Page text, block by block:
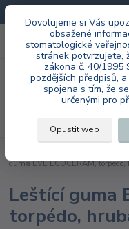
Dovolujeme si Vás
obsažené
stomatologické
stránek potvrzujete,
zákona č. 40/1995
pozdějších předpisů,
spojena s tím, že
určenými pro
Opustit web
+420 603 985 555
guma EVE ECOCERAM,
Leštící guma
torpédo,